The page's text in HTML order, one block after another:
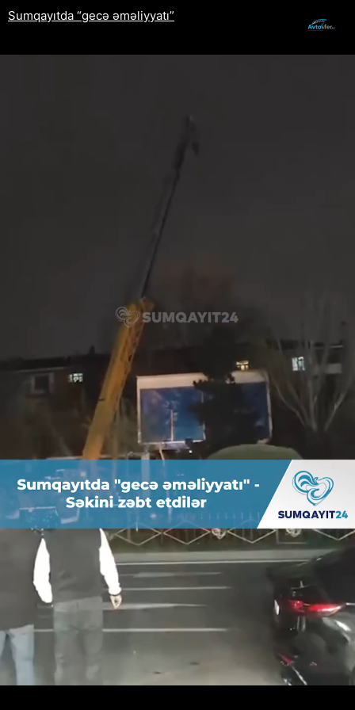
Sumqayıtda “gecə əməliyyatı”